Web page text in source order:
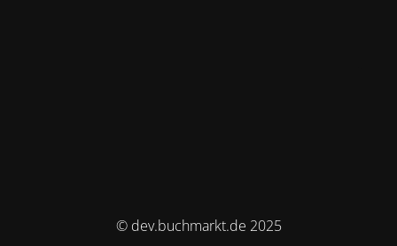
© dev.buchmarkt.de 2025